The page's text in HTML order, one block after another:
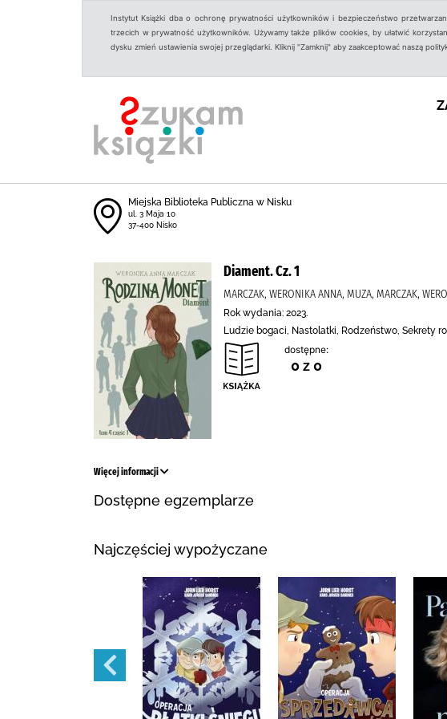
Instytut Książki dba o ochronę prywatności użytkowników i bezpieczeństwo
trzecich w prywatność użytkowników. Używamy także plików cookies, by ułatwić
dysku zmień ustawienia swojej przeglądarki. Kliknij "Zamknij" aby zaakceptować naszą
Miejska Biblioteka Publiczna w Nisku
ul. 3 Maja 10
37-400 Nisko
Diament. Cz. 1
MARCZAK, WERONIKA ANNA, MUZA, MARCZAK,
Rok wydania: 2023.
Ludzie bogaci, Nastolatki, Rodzeństwo, Sekrety
dostępne:
0 z 0
Więcej informacji
Dostępne egzemplarze
Najczęściej wypożyczane